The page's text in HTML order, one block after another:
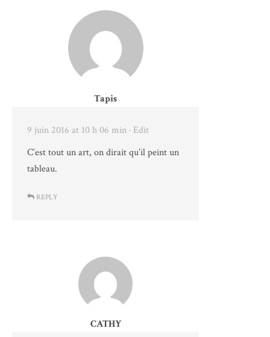
Tapis
9 juin 2016 at 10 h 06 min · Edit
C’est tout un art, on dirait qu’il peint un
tableau.
REPLY
CATHY